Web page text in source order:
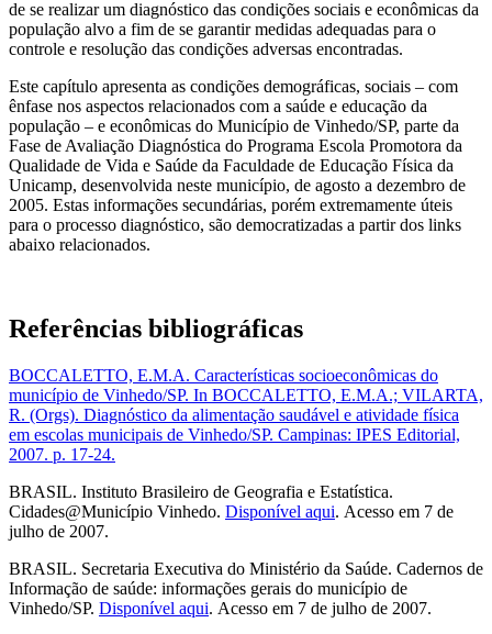
de se realizar um diagnóstico das condições sociais e econômicas da
população alvo a fim de se garantir medidas adequadas para o
controle e resolução das condições adversas encontradas.
Este capítulo apresenta as condições demográficas, sociais – com
ênfase nos aspectos relacionados com a saúde e educação da
população – e econômicas do Município de Vinhedo/SP, parte da
Fase de Avaliação Diagnóstica do Programa Escola Promotora da
Qualidade de Vida e Saúde da Faculdade de Educação Física da
Unicamp, desenvolvida neste município, de agosto a dezembro de
2005. Estas informações secundárias, porém extremamente úteis
para o processo diagnóstico, são democratizadas a partir dos links
abaixo relacionados.
Referências bibliográficas
BOCCALETTO, E.M.A. Características socioeconômicas do
município de Vinhedo/SP. In BOCCALETTO, E.M.A.; VILARTA,
R. (Orgs). Diagnóstico da alimentação saudável e atividade física
em escolas municipais de Vinhedo/SP. Campinas: IPES Editorial,
2007. p. 17-24.
BRASIL. Instituto Brasileiro de Geografia e Estatística.
Cidades@Município Vinhedo. Disponível aqui. Acesso em 7 de
julho de 2007.
BRASIL. Secretaria Executiva do Ministério da Saúde. Cadernos de
Informação de saúde: informações gerais do município de
Vinhedo/SP. Disponível aqui. Acesso em 7 de julho de 2007.